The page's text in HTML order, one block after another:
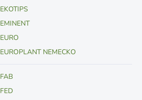
EKOTIPS
EMINENT
EURO
EUROPLANT NEMECKO
FAB
FED